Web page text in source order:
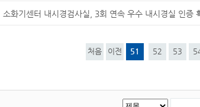
소화기센터 내시경검사실, 3회 연속 우수 내시경실 인증
처음 이전 51 52 53